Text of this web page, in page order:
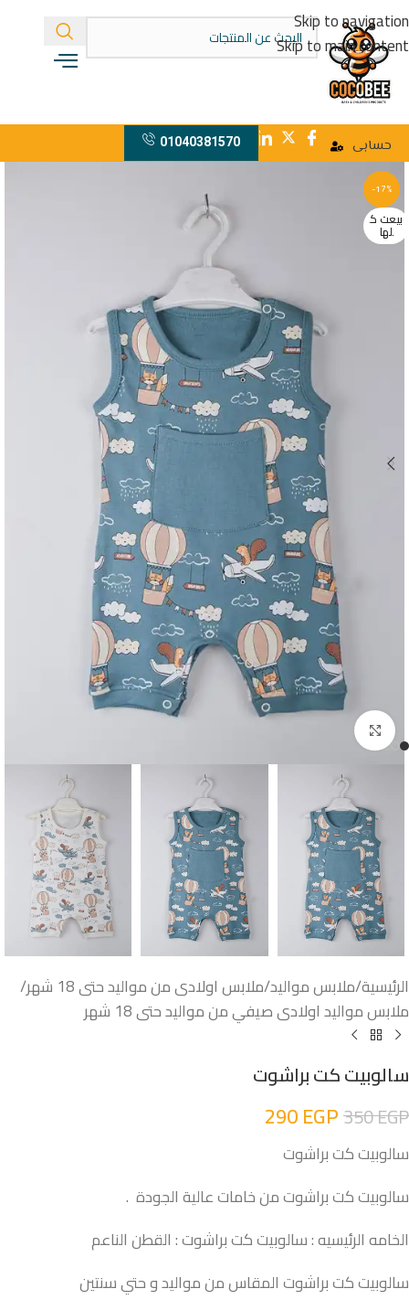
Skip to navigation
Skip to main content
حسابى 01040381570
-17%
بيعت ك
لها
اضغط للتكبير
الرئيسية/ملابس مواليد/ملابس اولادى من مواليد حتى 18 شهر
/
ملابس مواليد اولادى صيفي من مواليد حتى 18 شهر
سالوبيت كت براشوت
350EGP
290EGP
سالوبيت كت براشوت
سالوبيت كت براشوت من خامات عالية الجودة .
الخامه الرئيسيه : سالوبيت كت براشوت : القطن الناعم
سالوبيت كت براشوت المقاس من مواليد و حتي سنتين